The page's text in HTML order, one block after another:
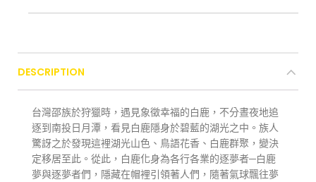
DESCRIPTION
台灣邵族於狩獵時，遇見象徵幸福的白鹿，不分晝夜地追
逐到南投日月潭，看見白鹿隱身於碧藍的湖光之中。族人
驚訝之於發現這裡湖光山色、鳥語花香、白鹿群聚，變決
定移居至此。從此，白鹿化身為各行各業的逐夢者─白鹿
夢與逐夢者們，隱藏在帽裡引領著人們，隨著氣球飄往夢